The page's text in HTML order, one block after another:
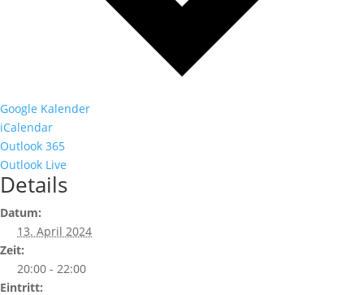
Google Kalender
iCalendar
Outlook 365
Outlook Live
Details
Datum:
13. April 2024
Zeit:
20:00 - 22:00
Eintritt: